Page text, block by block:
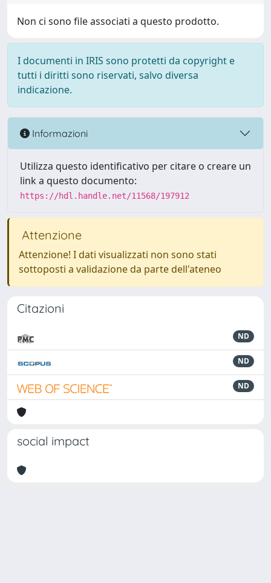
Non ci sono file associati a questo prodotto.
I documenti in IRIS sono protetti da copyright e
tutti i diritti sono riservati, salvo diversa
indicazione.
Informazioni
Utilizza questo identificativo per citare o creare un
link a questo documento:
https://hdl.handle.net/11568/197912
Attenzione
Attenzione! I dati visualizzati non sono stati
sottoposti a validazione da parte dell'ateneo
Citazioni
ND
ND
ND
social impact